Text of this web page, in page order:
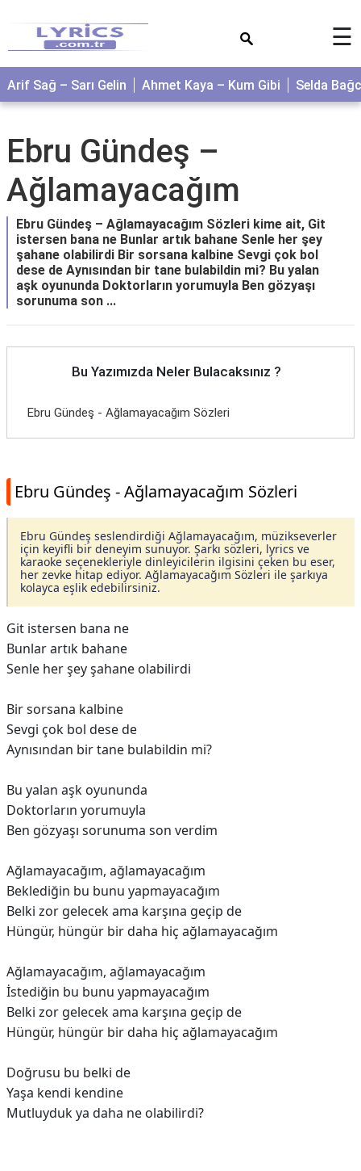
☰
Arif Sağ – Sarı Gelin Ahmet Kaya – Kum Gibi Selda
Ebru Gündeş –
Ağlamayacağım
Ebru Gündeş – Ağlamayacağım Sözleri kime ait, Git
istersen bana ne Bunlar artık bahane Senle her şey
şahane olabilirdi Bir sorsana kalbine Sevgi çok bol
dese de Aynısından bir tane bulabildin mi? Bu yalan
aşk oyununda Doktorların yorumuyla Ben gözyaşı
sorunuma son ...
Bu Yazımızda Neler Bulacaksınız ?
Ebru Gündeş - Ağlamayacağım Sözleri
Ebru Gündeş - Ağlamayacağım Sözleri
Ebru Gündeş seslendirdiği Ağlamayacağım, müzikseverler
için keyifli bir deneyim sunuyor. Şarkı sözleri, lyrics ve
karaoke seçenekleriyle dinleyicilerin ilgisini çeken bu eser,
her zevke hitap ediyor. Ağlamayacağım Sözleri ile şarkıya
kolayca eşlik edebilirsiniz.
Git istersen bana ne
Bunlar artık bahane
Senle her şey şahane olabilirdi
Bir sorsana kalbine
Sevgi çok bol dese de
Aynısından bir tane bulabildin mi?
Bu yalan aşk oyununda
Doktorların yorumuyla
Ben gözyaşı sorunuma son verdim
Ağlamayacağım, ağlamayacağım
Beklediğin bu bunu yapmayacağım
Belki zor gelecek ama karşına geçip de
Hüngür, hüngür bir daha hiç ağlamayacağım
Ağlamayacağım, ağlamayacağım
İstediğin bu bunu yapmayacağım
Belki zor gelecek ama karşına geçip de
Hüngür, hüngür bir daha hiç ağlamayacağım
Doğrusu bu belki de
Yaşa kendi kendine
Mutluyduk ya daha ne olabilirdi?